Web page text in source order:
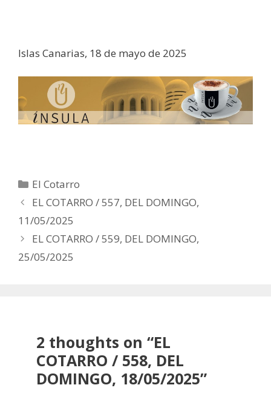
Islas Canarias, 18 de mayo de 2025
Categorías
El Cotarro
Post
navigation
EL COTARRO / 557, DEL DOMINGO,
11/05/2025
EL COTARRO / 559, DEL DOMINGO,
25/05/2025
2 thoughts on “EL
COTARRO / 558, DEL
DOMINGO, 18/05/2025”